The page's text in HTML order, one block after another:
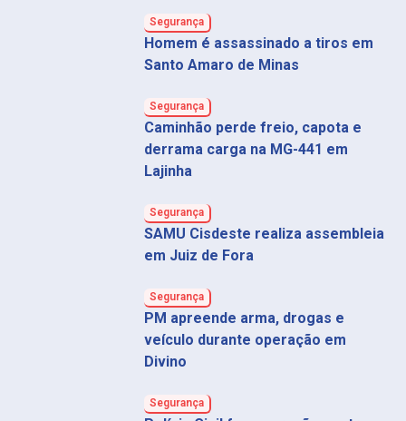
Segurança
Homem é assassinado a tiros em
Santo Amaro de Minas
Segurança
Caminhão perde freio, capota e
derrama carga na MG-441 em
Lajinha
Segurança
SAMU Cisdeste realiza assembleia
em Juiz de Fora
Segurança
PM apreende arma, drogas e
veículo durante operação em
Divino
Segurança